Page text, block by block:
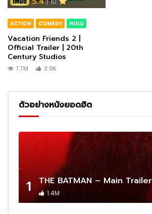
/ 10
ACTION COMEDY HULU
Vacation Friends 2 |
Official Trailer | 20th
Century Studios
1.7M 3.9K
ตัวอย่างหนังยอดฮิต
1 THE BATMAN – Main Trailer
1.4M